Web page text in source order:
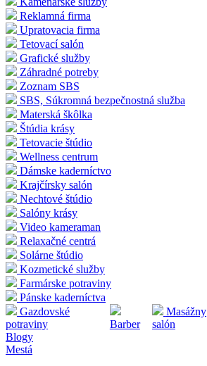
Reklamná firma
Upratovacia firma
Tetovací salón
Grafické služby
Záhradné potreby
Zoznam SBS
SBS, Súkromná bezpečnostná služba
Materská škôlka
Štúdia krásy
Tetovacie štúdio
Wellness centrum
Dámske kaderníctvo
Krajčírsky salón
Nechtové štúdio
Salóny krásy
Video kameraman
Relaxačné centrá
Solárne štúdio
Kozmetické služby
Farmárske potraviny
Pánske kaderníctva
Gazdovské
potraviny
Barber
Masážny
salón
Blogy
Mestá